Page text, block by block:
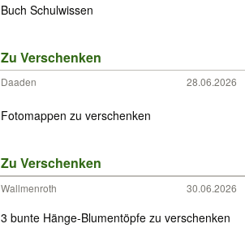
Buch Schulwissen
Zu Verschenken
Daaden 28.06.2026
Fotomappen zu verschenken
Zu Verschenken
Wallmenroth 30.06.2026
3 bunte Hänge-Blumentöpfe zu verschenken